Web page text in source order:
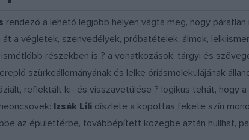
rendező a lehető legjobb helyen vágta meg, hogy páratlan
a végletek, szenvedélyek, próbatételek, álmok,
részekben is ? a vonatkozások, tárgyi és
szürkeállományának és lelke óriásmolekulájának
reflektált ki- és visszavetülése ? logikus tehát, hogy a
Izsák Lili díszlete a kopottas fekete szín
az épülettérbe, továbbépített közegbe aztán hullhat,